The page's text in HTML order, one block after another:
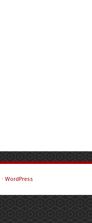
⋅ WordPress